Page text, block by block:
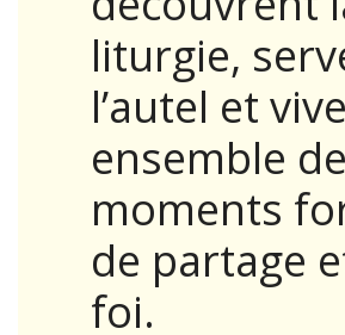
liturgie,
l’autel et
ensemble
moments
de partage
foi.